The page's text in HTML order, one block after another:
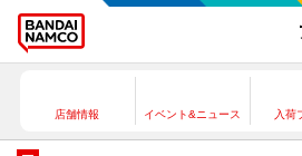
店舗情報 イベント&ニュース 入荷